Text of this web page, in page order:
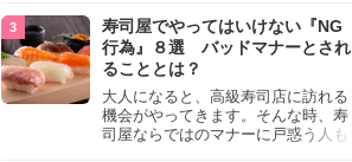
けても大丈夫」というサインが関係
しています。よく選ばれる人の特徴
や、英語が苦手でも焦らない対処
法、自分を守るための注意点を詳し
く解説します。
寿司屋でやってはいけない『NG
行為』８選 バッドマナーとされ
ることとは？
大人になると、高級寿司店に訪れる
機会がやってきます。そんな時、寿
司屋ならではのマナーに戸惑う人も